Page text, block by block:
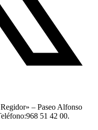
– Paseo Alfonso
51 42 00.